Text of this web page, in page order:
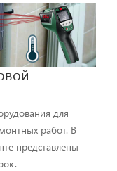
для
работ. В
представлены